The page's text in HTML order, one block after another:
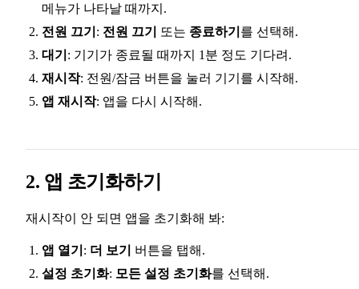
메뉴가 나타날 때까지.
전원 끄기 : 전원 끄기 또는 종료하기 를 선택해.
대기 : 기기가 종료될 때까지 1분 정도 기다려.
재시작: 전원/잠금 버튼을 눌러 기기를 시작해.
앱 재시작: 앱을 다시 시작해.
2. 앱 초기화하기
재시작이 안 되면 앱을 초기화해 봐:
앱 열기 : 더 보기
버튼을 탭해.
설정 초기화: 모든 설정 초기화를 선택해.